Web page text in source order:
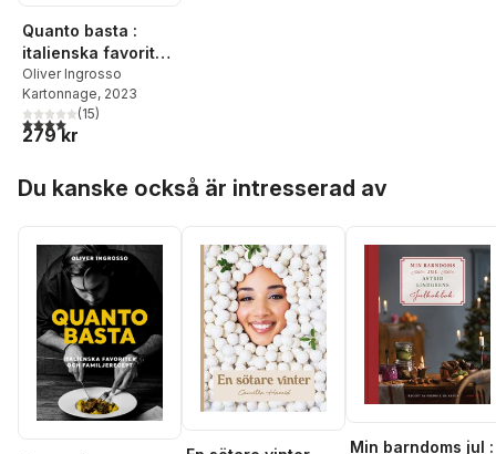
Quanto basta :
italienska favoriter
och familjerecept
Oliver Ingrosso
Kartonnage, 2023
4,0utav 5 stjärnor. Totalt antal röster:
(15)
279 kr
Du kanske också är intresserad av
Min barndoms jul :